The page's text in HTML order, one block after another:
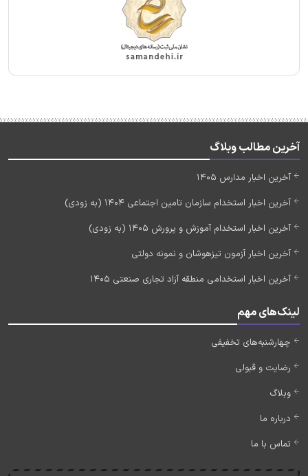
آخرین مطالب وبلاگ
آخرین اخبار مدارس 1405
آخرین اخبار استخدام سازمان تامین اجتماعی 1404 (به زودی)
آخرین اخبار استخدام آموزش و پرورش 1405 (به زودی)
آخرین اخبار آزمون تیزهوشان و نمونه دولتی
آخرین اخبار استخدامی منطقه آزاد تجاری صنعتی 1405
لینک‌های مهم
چهارشنبه‌های تخفیفی
رضایت و قبولی
وبلاگ
درباره ما
تماس با ما